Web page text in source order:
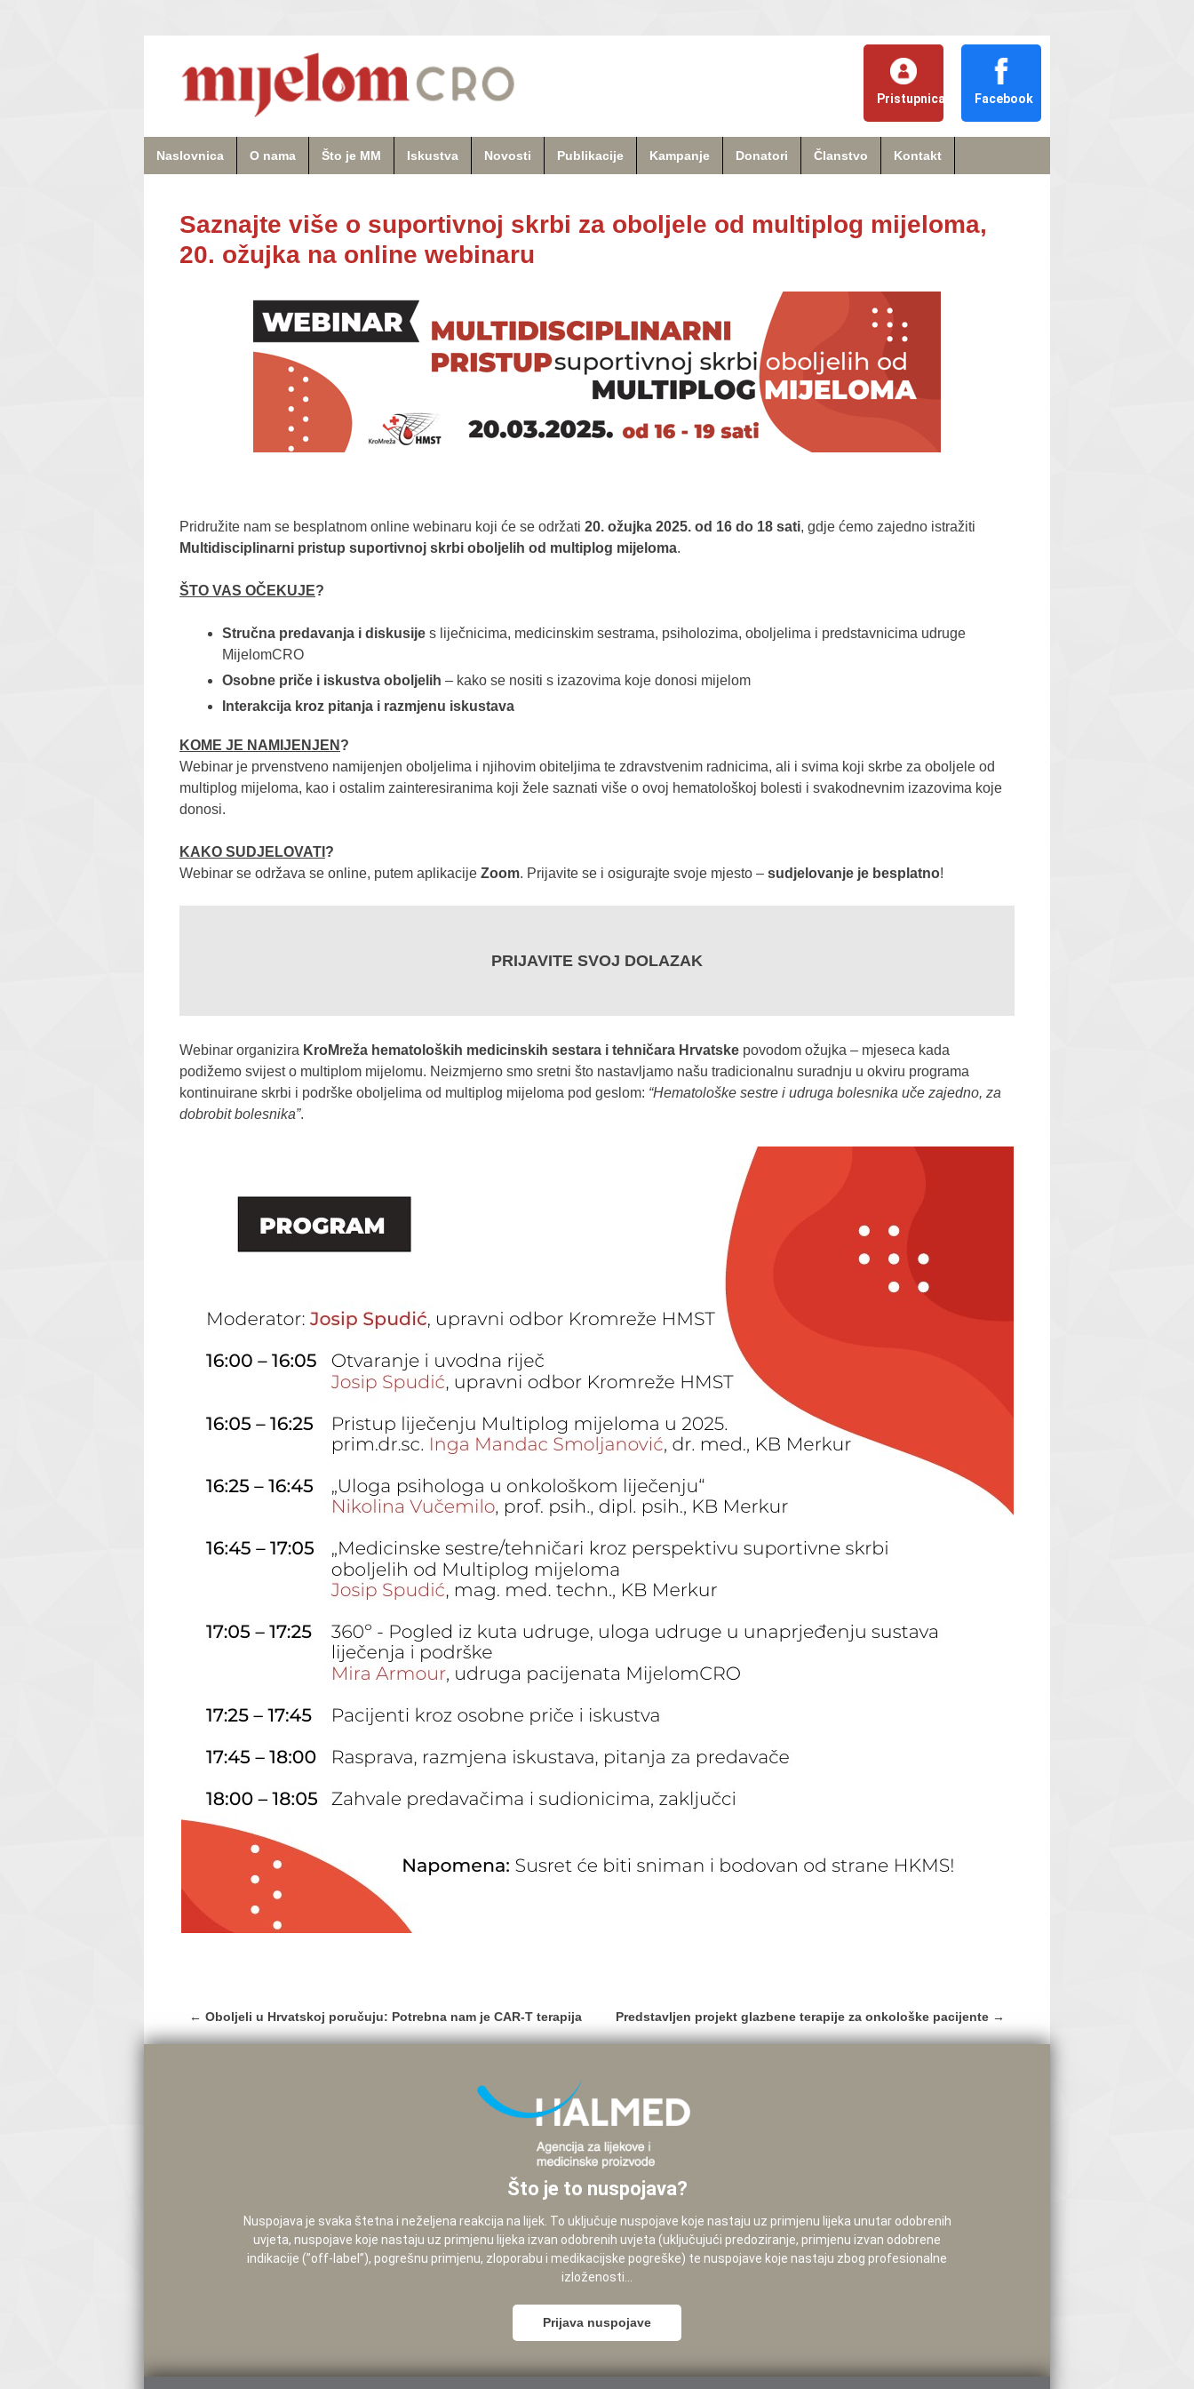
Pristupnica Facebook
Naslovnica O nama Što je MM Iskustva Novosti Publikacije Kampanje Donatori Članstvo Kontakt
Saznajte više o suportivnoj skrbi za oboljele od multiplog mijeloma,
20. ožujka na online webinaru
Pridružite nam se besplatnom online webinaru koji će se održati 20. ožujka 2025. od 16 do 18 sati, gdje ćemo zajedno istražiti
Multidisciplinarni pristup suportivnoj skrbi oboljelih od multiplog mijeloma.
ŠTO VAS OČEKUJE?
Stručna predavanja i diskusije s liječnicima, medicinskim sestrama, psiholozima, oboljelima i predstavnicima udruge
MijelomCRO
Osobne priče i iskustva oboljelih – kako se nositi s izazovima koje donosi mijelom
Interakcija kroz pitanja i razmjenu iskustava
KOME JE NAMIJENJEN ?
Webinar je prvenstveno namijenjen oboljelima i njihovim obiteljima te zdravstvenim radnicima, ali i svima koji skrbe za oboljele od
multiplog mijeloma, kao i ostalim zainteresiranima koji žele saznati više o ovoj hematološkoj bolesti i svakodnevnim izazovima koje
donosi.
KAKO SUDJELOVATI ?
Webinar se održava se online, putem aplikacije Zoom. Prijavite se i osigurajte svoje mjesto – sudjelovanje je besplatno!
PRIJAVITE SVOJ DOLAZAK
Webinar organizira KroMreža hematoloških medicinskih sestara i tehničara Hrvatske povodom ožujka – mjeseca kada
podižemo svijest o multiplom mijelomu. Neizmjerno smo sretni što nastavljamo našu tradicionalnu suradnju u okviru programa
kontinuirane skrbi i podrške oboljelima od multiplog mijeloma pod geslom: “Hematološke sestre i udruga bolesnika uče zajedno, za
dobrobit bolesnika”.
Post
navigation
← Oboljeli u Hrvatskoj poručuju: Potrebna nam je CAR-T terapija Predstavljen projekt glazbene terapije za onkološke pacijente →
Što je to nuspojava?
Nuspojava je svaka štetna i neželjena reakcija na lijek. To uključuje nuspojave koje nastaju uz primjenu lijeka unutar odobrenih
uvjeta, nuspojave koje nastaju uz primjenu lijeka izvan odobrenih uvjeta (uključujući predoziranje, primjenu izvan odobrene
indikacije (”off-label”), pogrešnu primjenu, zloporabu i medikacijske pogreške) te nuspojave koje nastaju zbog profesionalne
izloženosti...
Prijava nuspojave